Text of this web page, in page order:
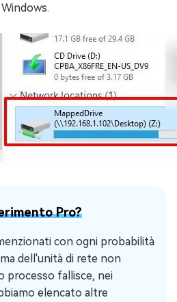
Pro?
con ogni probabilità
dell'unità di rete non
processo fallisce, nei
elencato altre